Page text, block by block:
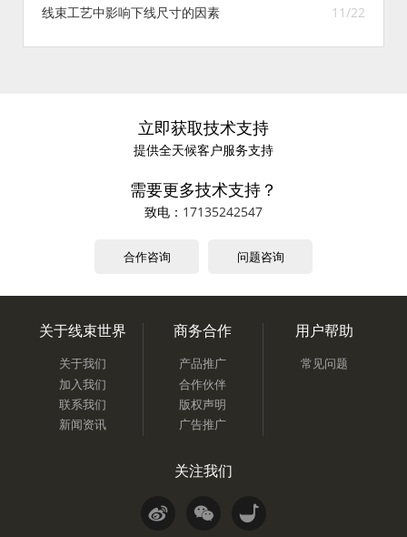
11/22
线束工艺中影响下线尺寸的因素
立即获取技术支持
提供全天候客户服务支持
需要更多技术支持？
致电： 17135242547
合作咨询 问题咨询
关于线束世界
关于我们
加入我们
联系我们
新闻资讯
商务合作
产品推广
合作伙伴
版权声明
广告推广
用户帮助
常见问题
关注我们